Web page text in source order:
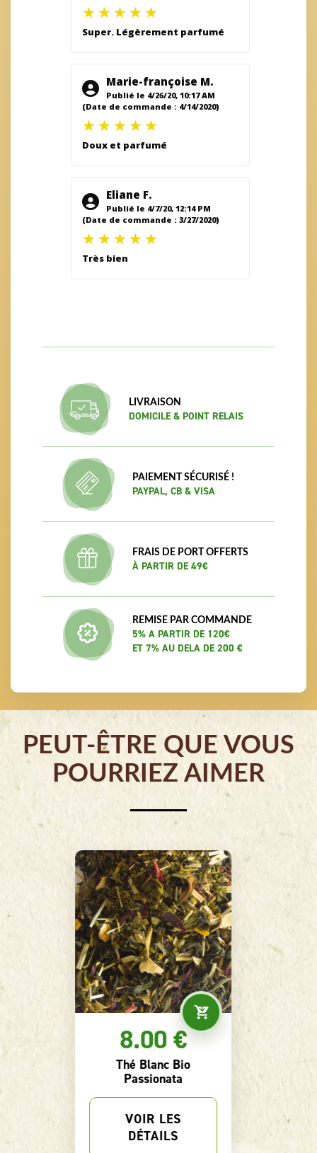
Super. Légèrement parfumé
Marie-françoise M.
Publié le 4/26/20, 10:17 AM
(Date de commande : 4/14/2020)
Doux et parfumé
Eliane F.
Publié le 4/7/20, 12:14 PM
(Date de commande : 3/27/2020)
Très bien
LIVRAISON
DOMICILE & POINT RELAIS
PAIEMENT SÉCURISÉ !
PAYPAL, CB & VISA
FRAIS DE PORT OFFERTS
À PARTIR DE 49€
REMISE PAR COMMANDE
5% A PARTIR DE 120€
ET 7% AU DELA DE 200 €
PEUT-ÊTRE QUE VOUS
POURRIEZ AIMER
7.40 €
Thé vert Digestion Bio
VOIR LES
DÉTAILS